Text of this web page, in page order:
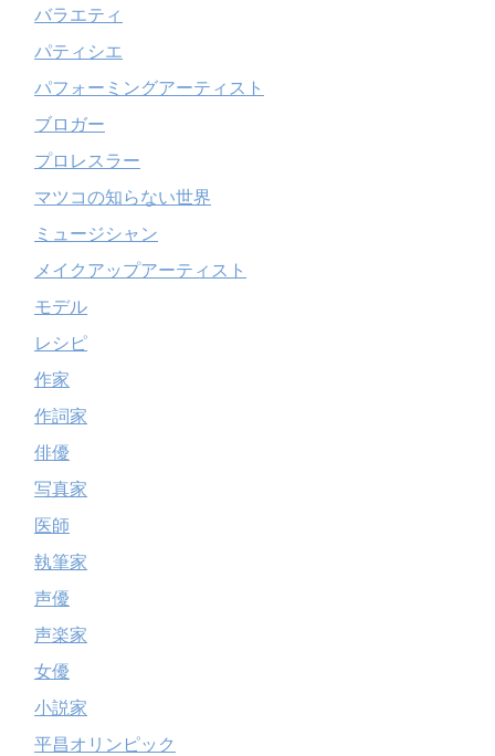
バラエティ
パティシエ
パフォーミングアーティスト
ブロガー
プロレスラー
マツコの知らない世界
ミュージシャン
メイクアップアーティスト
モデル
レシピ
作家
作詞家
俳優
写真家
医師
執筆家
声優
声楽家
女優
小説家
平昌オリンピック